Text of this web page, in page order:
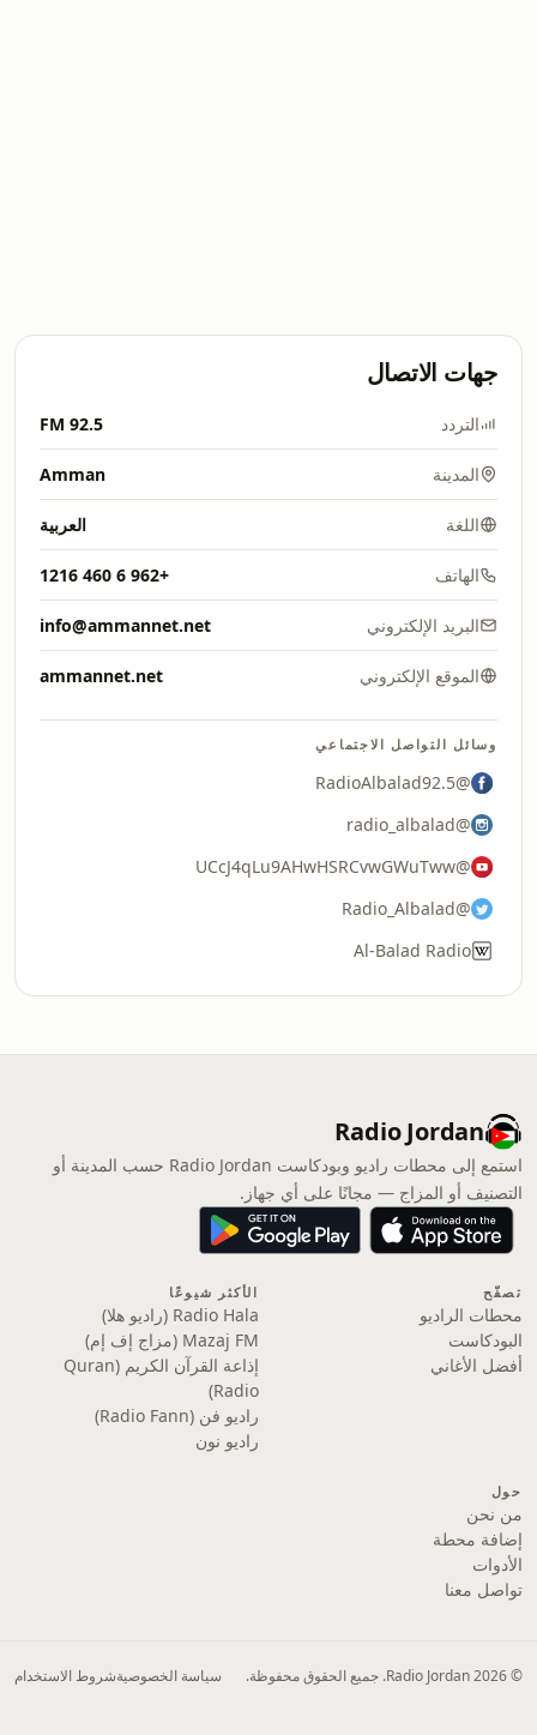
جهات الاتصال
التردد 92.5 FM
المدينة Amman
اللغة العربية
الهاتف +962 6 460 1216
البريد الإلكتروني info@ammannet.net
الموقع الإلكتروني ammannet.net
وسائل التواصل الاجتماعي
@RadioAlbalad92.5
@radio_albalad
@UCcJ4qLu9AHwHSRCvwGWuTww
@Radio_Albalad
Al-Balad Radio
Radio Jordan
استمع إلى محطات راديو وبودكاست Radio Jordan حسب المدينة أو
التصنيف أو المزاج — مجانًا على أي جهاز.
تصفّح
محطات الراديو
البودكاست
أفضل الأغاني
الأكثر شيوعًا
Radio Hala (راديو هلا)
Mazaj FM (مزاج إف إم)
إذاعة القرآن الكريم (Quran
Radio)
راديو فن (Radio Fann)
راديو نون
حول
من نحن
إضافة محطة
الأدوات
تواصل معنا
© 2026 Radio Jordan. جميع الحقوق محفوظة. سياسة الخصوصيةشروط الاستخدام